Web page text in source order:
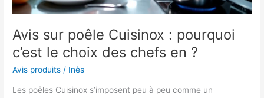
Avis sur poêle Cuisinox : pourquoi
c’est le choix des chefs en ?
Avis produits / Inès
Les poêles Cuisinox s’imposent peu à peu comme un